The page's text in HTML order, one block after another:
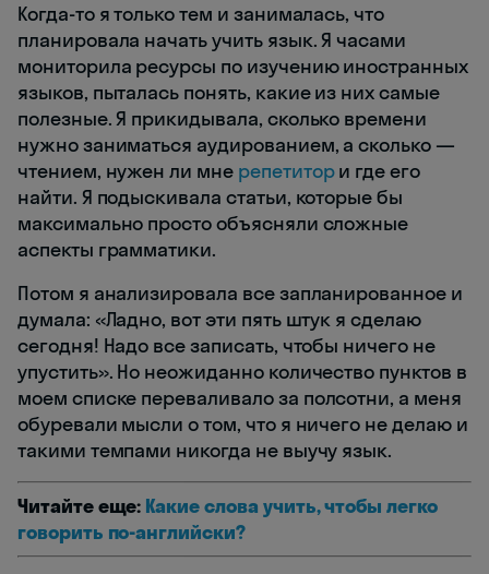
Когда-то я только тем и занималась, что
планировала начать учить язык. Я часами
мониторила ресурсы по изучению иностранных
языков, пыталась понять, какие из них самые
полезные. Я прикидывала, сколько времени
нужно заниматься аудированием, а сколько —
чтением, нужен ли мне репетитори где его
найти. Я подыскивала статьи, которые бы
максимально просто объясняли сложные
аспекты грамматики.
Потом я анализировала все запланированное и
думала: «Ладно, вот эти пять штук я сделаю
сегодня! Надо все записать, чтобы ничего не
упустить». Но неожиданно количество пунктов в
моем списке переваливало за полсотни, а меня
обуревали мысли о том, что я ничего не делаю и
такими темпами никогда не выучу язык.
Читайте еще: Какие слова учить, чтобы легко
говорить по-английски?